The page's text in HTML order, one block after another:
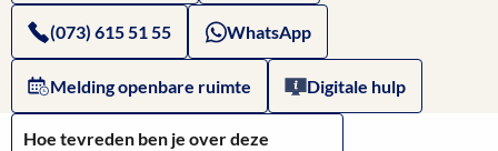
(073) 615 51 55 WhatsApp
Melding openbare ruimte Digitale hulp
Hoe tevreden ben je over deze